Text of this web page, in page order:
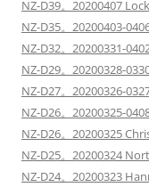
NZ-D39。20200407
NZ-D35。20200403-
NZ-D32。20200331-
NZ-D29。20200328-
NZ-D27。20200326-
NZ-D26。20200325-
NZ-D26。20200325
NZ-D25。20200324
NZ-D24。20200323